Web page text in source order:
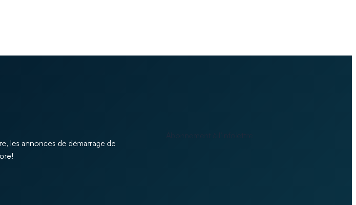
les annonces de démarrage de